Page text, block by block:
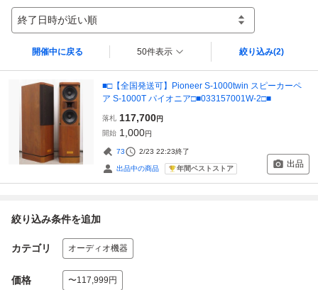
終了日時が近い順
開催中に戻る 50件表示 絞り込み(2)
■□【全国発送可】Pioneer S-1000twin スピーカーペ
ア S-1000T パイオニア□■033157001W-2□■
落札 117,700円
開始 1,000円
73 2/23 22:23終了
出品中の商品 年間ベストストア 出品
絞り込み条件を追加
カテゴリ オーディオ機器
価格 〜117,999円